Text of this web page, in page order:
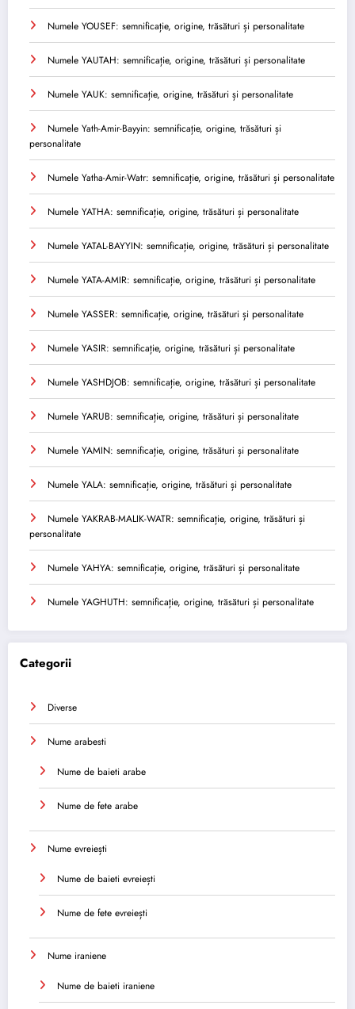
Numele YOUSEF: semnificație, origine, trăsături și personalitate
Numele YAUTAH: semnificație, origine, trăsături și personalitate
Numele YAUK: semnificație, origine, trăsături și personalitate
Numele Yath-Amir-Bayyin: semnificație, origine, trăsături și
personalitate
Numele Yatha-Amir-Watr: semnificație, origine, trăsături și personalitate
Numele YATHA: semnificație, origine, trăsături și personalitate
Numele YATAL-BAYYIN: semnificație, origine, trăsături și personalitate
Numele YATA-AMIR: semnificație, origine, trăsături și personalitate
Numele YASSER: semnificație, origine, trăsături și personalitate
Numele YASIR: semnificație, origine, trăsături și personalitate
Numele YASHDJOB: semnificație, origine, trăsături și personalitate
Numele YARUB: semnificație, origine, trăsături și personalitate
Numele YAMIN: semnificație, origine, trăsături și personalitate
Numele YALA: semnificație, origine, trăsături și personalitate
Numele YAKRAB-MALIK-WATR: semnificație, origine, trăsături și
personalitate
Numele YAHYA: semnificație, origine, trăsături și personalitate
Numele YAGHUTH: semnificație, origine, trăsături și personalitate
Categorii
Diverse
Nume arabesti
Nume de baieti arabe
Nume de fete arabe
Nume evreiești
Nume de baieti evreiești
Nume de fete evreiești
Nume iraniene
Nume de baieti iraniene